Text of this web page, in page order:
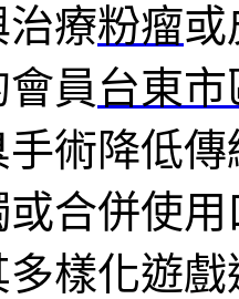
治療粉瘤或
員 台東
術降低
或合併使
樣化遊